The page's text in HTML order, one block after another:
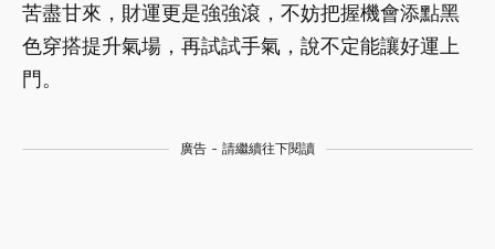
苦盡甘來，財運更是強強滾，不妨把握機會添點黑
色穿搭提升氣場，再試試手氣，說不定能讓好運上
門。
廣告 - 請繼續往下閱讀